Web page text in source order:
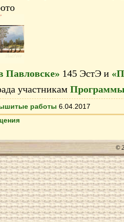
Павловске» 145 ЭстЭ и
участникам
работы 6.04.2017
©